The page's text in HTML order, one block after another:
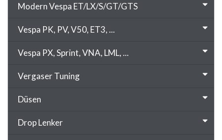
Modern Vespa ET/LX/S/GT/GTS
Vespa PK, PV, V50, ET3, ...
Vespa PX, Sprint, VNA, LML, ...
Vergaser Tuning
Düsen
Drop Lenker